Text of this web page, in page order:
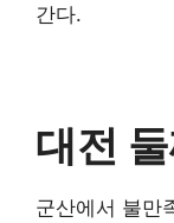
간다.
대전
군산에서 불만